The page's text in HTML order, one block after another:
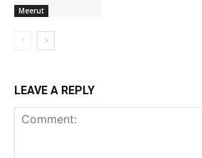
Meerut
LEAVE A REPLY